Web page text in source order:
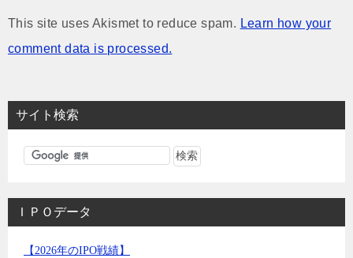
This site uses Akismet to reduce spam. Learn how your
comment data is processed.
サイト検索
ＩＰＯデータ
【2026年のIPO戦績】